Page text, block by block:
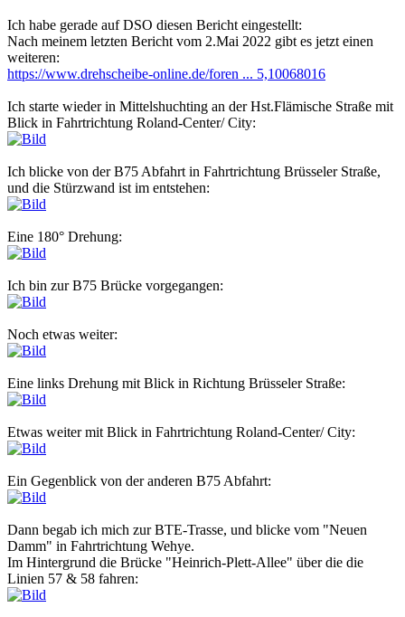
Ich habe gerade auf DSO diesen Bericht eingestellt:
Nach meinem letzten Bericht vom 2.Mai 2022 gibt es jetzt einen
weiteren:
https://www.drehscheibe-online.de/foren ... 5,10068016
Ich starte wieder in Mittelshuchting an der Hst.Flämische Straße mit
Blick in Fahrtrichtung Roland-Center/ City:
Ich blicke von der B75 Abfahrt in Fahrtrichtung Brüsseler Straße,
und die Stürzwand ist im entstehen:
Eine 180° Drehung:
Ich bin zur B75 Brücke vorgegangen:
Noch etwas weiter:
Eine links Drehung mit Blick in Richtung Brüsseler Straße:
Etwas weiter mit Blick in Fahrtrichtung Roland-Center/ City:
Ein Gegenblick von der anderen B75 Abfahrt:
Dann begab ich mich zur BTE-Trasse, und blicke vom "Neuen
Damm" in Fahrtrichtung Wehye.
Im Hintergrund die Brücke "Heinrich-Plett-Allee" über die die
Linien 57 & 58 fahren: